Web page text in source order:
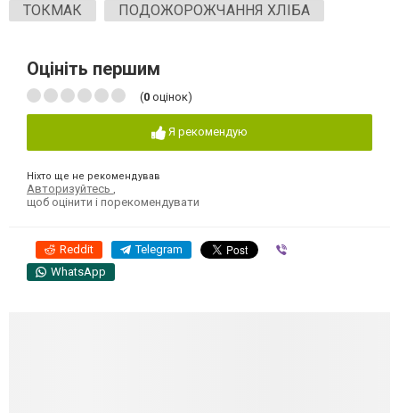
ТОКМАК
ПОДОЖОРОЖЧАННЯ ХЛІБА
Оцініть першим
(0 оцінок)
Я рекомендую
Ніхто ще не рекомендував
Авторизуйтесь ,
щоб оцінити і порекомендувати
Reddit Telegram
WhatsApp